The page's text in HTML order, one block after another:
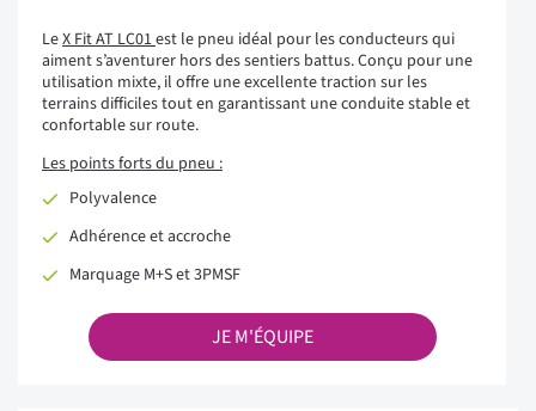
LeX Fit AT LC01est le pneu idéal pour les conducteurs qui
aiment s’aventurer hors des sentiers battus. Conçu pour une
utilisation mixte, il offre une excellente traction sur les
terrains difficiles tout en garantissant une conduite stable et
confortable sur route.
Les points forts du pneu :
Polyvalence
Adhérence et accroche
Marquage M+S et 3PMSF
JE M'ÉQUIPE